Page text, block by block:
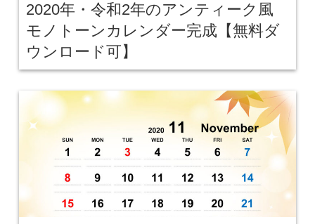
2020年・令和2年のアンティーク風
モノトーンカレンダー完成【無料ダ
ウンロード可】